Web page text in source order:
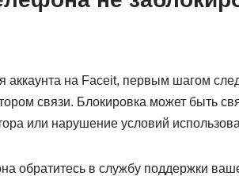
на Faceit, первым шагом
связи. Блокировка может быть
или нарушение условий
обратитесь в службу поддержки